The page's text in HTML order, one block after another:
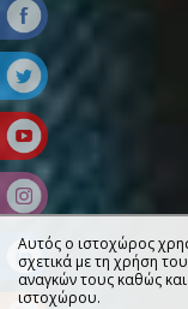
Αυτός ο ιστοχώρος
σχετικά με τη χρήση
αναγκών τους καθώς
ιστοχώρου.